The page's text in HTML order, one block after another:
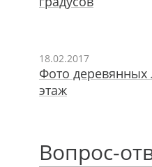
18.02.2017
Фото деревянных
этаж
Вопрос-